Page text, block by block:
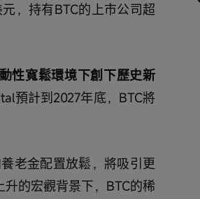
，持有BTC的上市公司超
性寬鬆環境下創下歷史新
預計到2027年底，BTC將
老金配置放鬆，將吸引更
的宏觀背景下，BTC的稀